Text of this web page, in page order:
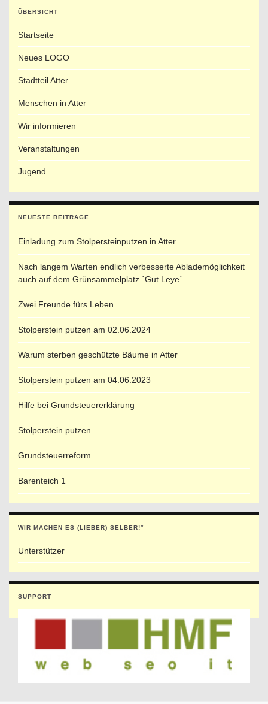
ÜBERSICHT
Startseite
Neues LOGO
Stadtteil Atter
Menschen in Atter
Wir informieren
Veranstaltungen
Jugend
NEUESTE BEITRÄGE
Einladung zum Stolpersteinputzen in Atter
Nach langem Warten endlich verbesserte Ablademöglichkeit
auch auf dem Grünsammelplatz ´Gut Leye´
Zwei Freunde fürs Leben
Stolperstein putzen am 02.06.2024
Warum sterben geschützte Bäume in Atter
Stolperstein putzen am 04.06.2023
Hilfe bei Grundsteuererklärung
Stolperstein putzen
Grundsteuerreform
Barenteich 1
WIR MACHEN ES (LIEBER) SELBER!“
Unterstützer
SUPPORT